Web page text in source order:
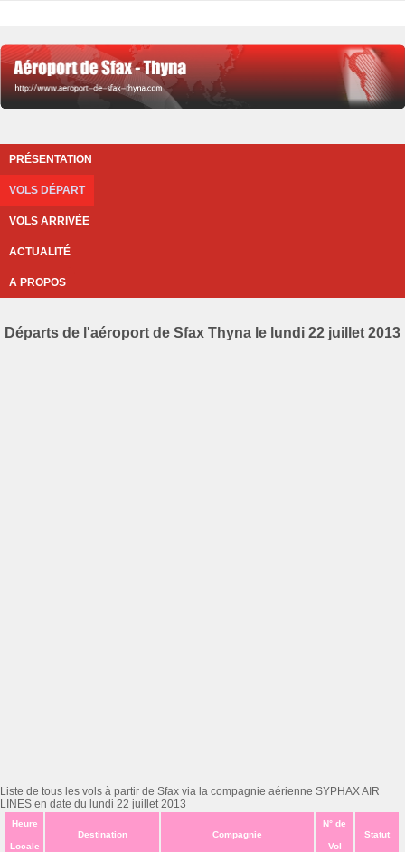
PRÉSENTATION
VOLS DÉPART
VOLS ARRIVÉE
ACTUALITÉ
A PROPOS
Départs de l'aéroport de Sfax Thyna le lundi 22 juillet 2013
Liste de tous les vols à partir de Sfax via la compagnie aérienne SYPHAX AIR
LINES en date du lundi 22 juillet 2013
Heure
Locale
Destination Compagnie
N° de
Vol
Statut